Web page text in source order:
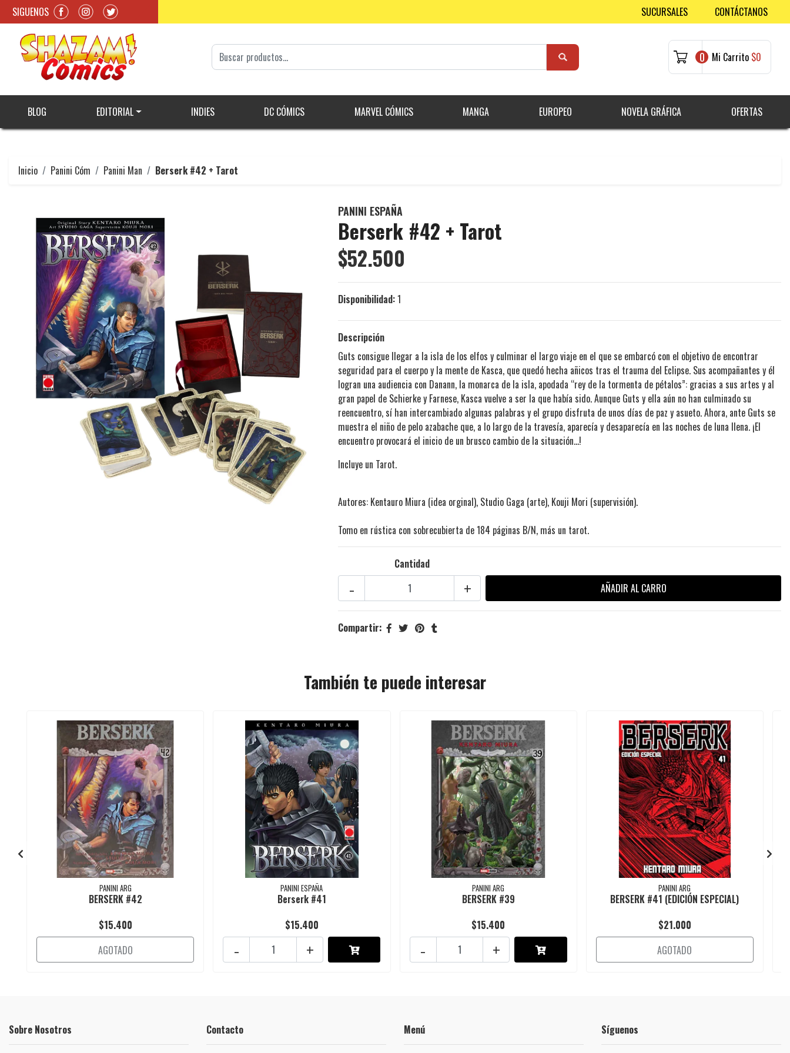
SIGUENOS SUCURSALES CONTÁCTANOS
0 Mi Carrito $0
BLOG EDITORIAL INDIES DC CÓMICS MARVEL CÓMICS MANGA EUROPEO NOVELA GRÁFICA OFERTAS
Inicio Panini Cóm Panini Man Berserk #42 + Tarot
PANINI ESPAÑA
Berserk #42 + Tarot
$52.500
Disponibilidad:1
Descripción
Guts consigue llegar a la isla de los elfos y culminar el largo viaje en el que se embarcó con el objetivo de encontrar
seguridad para el cuerpo y la mente de Kasca, que quedó hecha añicos tras el trauma del Eclipse. Sus acompañantes y él
logran una audiencia con Danann, la monarca de la isla, apodada “rey de la tormenta de pétalos”: gracias a sus artes y al
gran papel de Schierke y Farnese, Kasca vuelve a ser la que había sido. Aunque Guts y ella aún no han culminado su
reencuentro, sí han intercambiado algunas palabras y el grupo disfruta de unos días de paz y asueto. Ahora, ante Guts se
muestra el niño de pelo azabache que, a lo largo de la travesía, aparecía y desaparecía en las noches de luna llena. ¡El
encuentro provocará el inicio de un brusco cambio de la situación...!
Incluye un Tarot.
Autores: Kentauro Miura (idea orginal), Studio Gaga (arte), Kouji Mori (supervisión).
Tomo en rústica con sobrecubierta de 184 páginas B/N, más un tarot.
Cantidad
+
-
Compartir:
También te puede interesar
PANINI ARG
BERSERK #42
$15.400
AGOTADO
PANINI ESPAÑA
Berserk #41
$15.400
+
-
PANINI ARG
BERSERK #39
$15.400
+
-
PANINI ARG
BERSERK #41 (EDICIÓN ESPECIAL)
$21.000
AGOTADO
Sobre Nosotros Contacto Menú Síguenos